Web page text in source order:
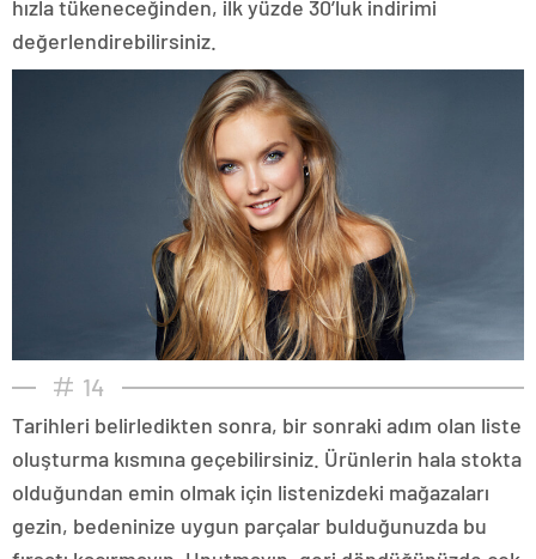
hızla tükeneceğinden, ilk yüzde 30’luk indirimi
değerlendirebilirsiniz.
14
Tarihleri belirledikten sonra, bir sonraki adım olan liste
oluşturma kısmına geçebilirsiniz. Ürünlerin hala stokta
olduğundan emin olmak için listenizdeki mağazaları
gezin, bedeninize uygun parçalar bulduğunuzda bu